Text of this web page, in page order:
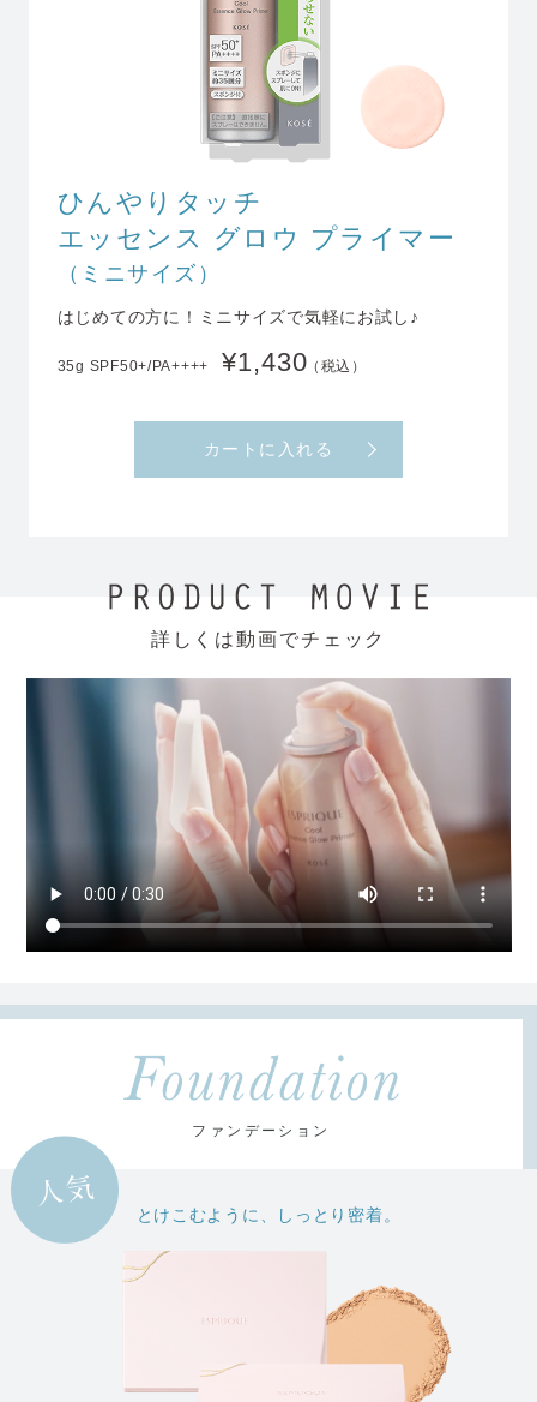
ひんやりタッチ
エッセンス グロウ プライマー
（ミニサイズ）
はじめての方に！ ミニサイズで気軽にお試し♪
35g SPF50+/PA++++ ¥1,430（税込）
カートに入れる
詳しくは動画でチェック
ファンデーション
とけこむように、しっとり密着。